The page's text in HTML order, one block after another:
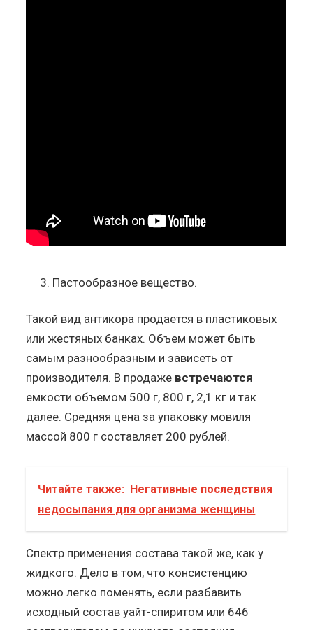
Пастообразное вещество.
Такой вид антикора продается в пластиковых
или жестяных банках. Объем может быть
самым разнообразным и зависеть от
производителя. В продаже встречаются
емкости объемом 500 г, 800 г, 2,1 кг и так
далее. Средняя цена за упаковку мовиля
массой 800 г составляет 200 рублей.
Читайте также: Негативные последствия
недосыпания для организма женщины
Спектр применения состава такой же, как у
жидкого. Дело в том, что консистенцию
можно легко поменять, если разбавить
исходный состав уайт-спиритом или 646